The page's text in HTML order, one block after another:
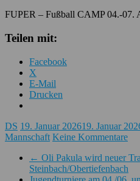
FUPER – Fußball CAMP 04.-07.
Teilen mit:
Facebook
X
E-Mail
Drucken
DS 19. Januar 202619. Januar
Mannschaft Keine Kommentare
← Oli Pakula wird neuer
Steinbach/Obertiefenbach